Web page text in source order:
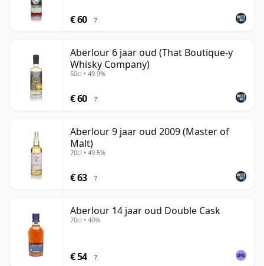
€ 60 ?
Aberlour 6 jaar oud (That Boutique-y
Whisky Company)
50cl • 49.9%
€ 60 ?
Aberlour 9 jaar oud 2009 (Master of
Malt)
70cl • 49.5%
€ 63 ?
Aberlour 14 jaar oud Double Cask
70cl • 40%
€ 54 ?